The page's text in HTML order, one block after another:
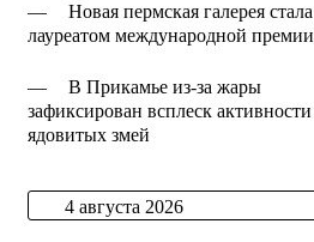
—
Новая пермская галерея стала
лауреатом международной премии
—
В Прикамье из-за жары
зафиксирован всплеск активности
ядовитых змей
4 августа 2026